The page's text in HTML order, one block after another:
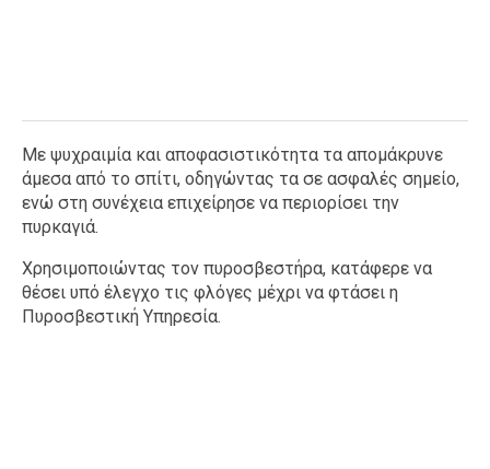
Με ψυχραιμία και αποφασιστικότητα τα απομάκρυνε
άμεσα από το σπίτι, οδηγώντας τα σε ασφαλές σημείο,
ενώ στη συνέχεια επιχείρησε να περιορίσει την
πυρκαγιά.
Χρησιμοποιώντας τον πυροσβεστήρα, κατάφερε να
θέσει υπό έλεγχο τις φλόγες μέχρι να φτάσει η
Πυροσβεστική Υπηρεσία.